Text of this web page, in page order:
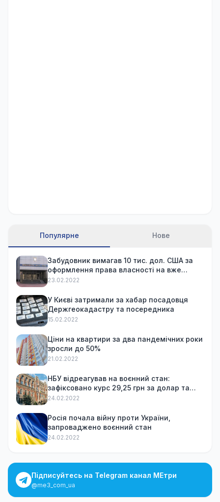
Популярне Нове
Забудовник вимагав 10 тис. дол. США за
оформлення права власності на вже
куплену квартиру
23.02.2022
У Києві затримали за хабар посадовця
Держгеокадастру та посередника
15.02.2022
Ціни на квартири за два пандемічних роки
зросли до 50%
21.02.2022
НБУ відреагував на воєнний стан:
зафіксовано курс 29,25 грн за долар та
обмежив зняття готівки
24.02.2022
Росія почала війну проти України,
запроваджено воєнний стан
24.02.2022
Підписуйтесь на Telegram канал МЕтри
@me3_com_ua